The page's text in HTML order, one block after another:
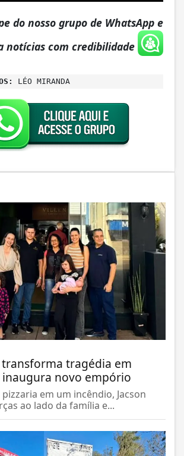
do nosso grupo de WhatsApp e
notícias com credibilidade
LÉO MIRANDA
tragédia em
inaugura novo empório
em um incêndio, Jacson
ao lado da família e...